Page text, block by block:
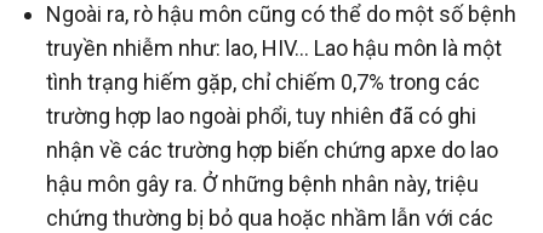
Ngoài ra, rò hậu môn cũng có thể do một số bệnh
truyền nhiễm như: lao, HIV… Lao hậu môn là một
tình trạng hiếm gặp, chỉ chiếm 0,7% trong các
trường hợp lao ngoài phổi, tuy nhiên đã có ghi
nhận về các trường hợp biến chứng apxe do lao
hậu môn gây ra. Ở những bệnh nhân này, triệu
chứng thường bị bỏ qua hoặc nhầm lẫn với các